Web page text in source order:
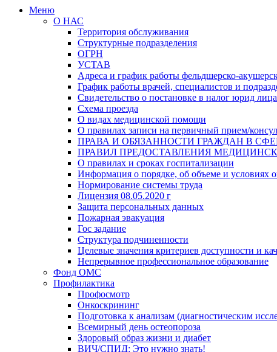
Меню
О НАС
Территория обслуживания
Структурные подразделения
ОГРН
УСТАВ
Адреса и график работы фельдшерско-
График работы врачей, специалистов и
Свидетельство о постановке в налог юрид лица
Схема проезда
О видах медицинской помощи
О правилах записи на первичный прием/
ПРАВА И ОБЯЗАННОСТИ ГРАЖДАН В
ПРАВИЛ ПРЕДОСТАВЛЕНИЯ
О правилах и сроках госпитализации
Информация о порядке, об объеме и условиях
Нормирование системы труда
Лицензия 08.05.2020 г
Защита персональных данных
Пожарная эвакуация
Гос задание
Структура подчиненности
Целевые значения критериев доступности и
Непрерывное профессиональное образование
Фонд ОМС
Профилактика
Профосмотр
Онкоскрининг
Подготовка к анализам (диагностическим
Всемирный день остеопороза
Здоровый образ жизни и диабет
ВИЧ/СПИД: Это нужно знать!